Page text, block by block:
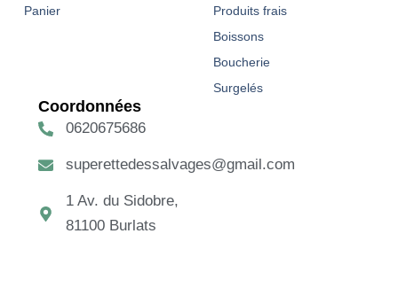
Panier
Produits frais
Boissons
Boucherie
Surgelés
Coordonnées
0620675686
superettedessalvages@gmail.com
1 Av. du Sidobre,
81100 Burlats